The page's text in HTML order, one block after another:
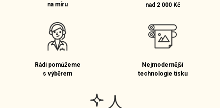
na míru
nad 2 000 Kč
Rádi pomůžeme
s výběrem
Nejmodernější
technologie tisku